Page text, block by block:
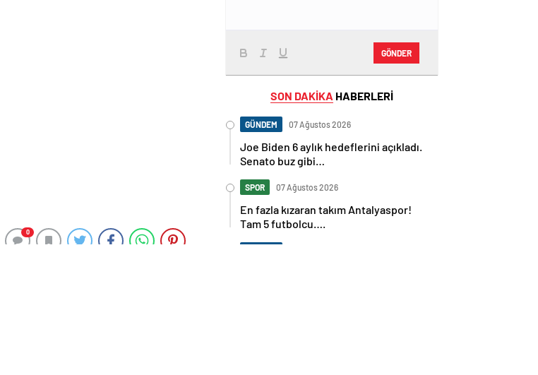
0
GÖNDER
SON DAKİKA HABERLERİ
GÜNDEM 07 Ağustos 2026
Joe Biden 6 aylık hedeflerini açıkladı.
Senato buz gibi…
SPOR 07 Ağustos 2026
En fazla kızaran takım Antalyaspor!
Tam 5 futbolcu….